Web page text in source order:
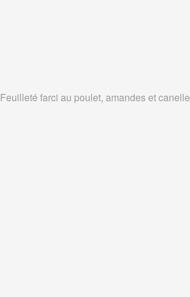
Feuilleté farci au poulet, amandes et canelle